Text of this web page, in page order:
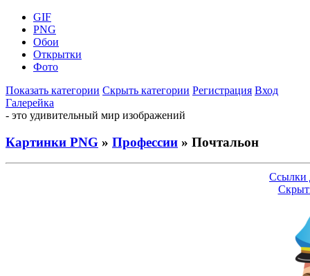
GIF
PNG
Обои
Открытки
Фото
Показать категории Скрыть категории Регистрация Вход
Галерейка
- это удивительный мир изображений
Картинки PNG » Профессии » Почтальон
Ссылки